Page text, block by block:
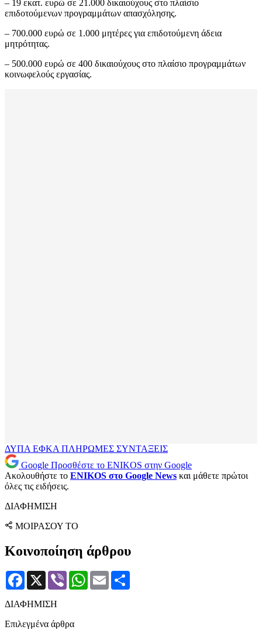
– 19 εκατ. ευρώ σε 21.000 δικαιούχους στο πλαίσιο
επιδοτούμενων προγραμμάτων απασχόλησης.
– 700.000 ευρώ σε 1.000 μητέρες για επιδοτούμενη άδεια
μητρότητας.
– 500.000 ευρώ σε 400 δικαιούχους στο πλαίσιο προγραμμάτων
κοινωφελούς εργασίας.
ΔΥΠΑ ΕΦΚΑ ΠΛΗΡΩΜΕΣ ΣΥΝΤΑΞΕΙΣ
Google Προσθέστε το ENIKOS στην Google
Ακολουθήστε το ENIKOS στο Google News και μάθετε πρώτοι
όλες τις ειδήσεις.
ΔΙΑΦΗΜΙΣΗ
ΜΟΙΡΑΣΟΥ ΤΟ
Κοινοποίηση άρθρου
Facebook
X Viber WhatsApp
Email
ΔΙΑΦΗΜΙΣΗ
Επιλεγμένα άρθρα